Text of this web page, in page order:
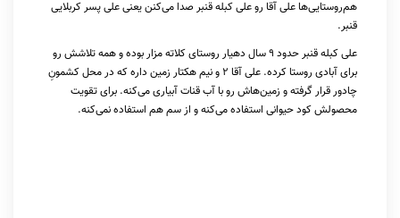
هم‌روستایی‌ها علی آقا رو علی کبله قنبر صدا می‌کنن یعنی علی پسر کربلایی
قنبر.
علی کبله قنبر حدود ۹ سال دهیار روستای کلاته مزار بوده و همه تلاشش رو
برای آبادی روستا کرده. علی آقا ۲ و نیم هکتار زمین داره که در محل کشمونِ
چادور قرار گرفته و زمین‌هاش رو با آب قنات آبیاری می‌کنه. برای تقویت
محصولش کود حیوانی استفاده می‌کنه و از سم هم استفاده نمی‌کنه.